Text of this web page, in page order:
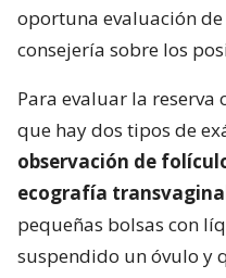
oportuna evaluación
consejería sobre los
Para evaluar la reserva
que hay dos tipos de
observación de
ecografía
pequeñas bolsas con
suspendido un óvulo y